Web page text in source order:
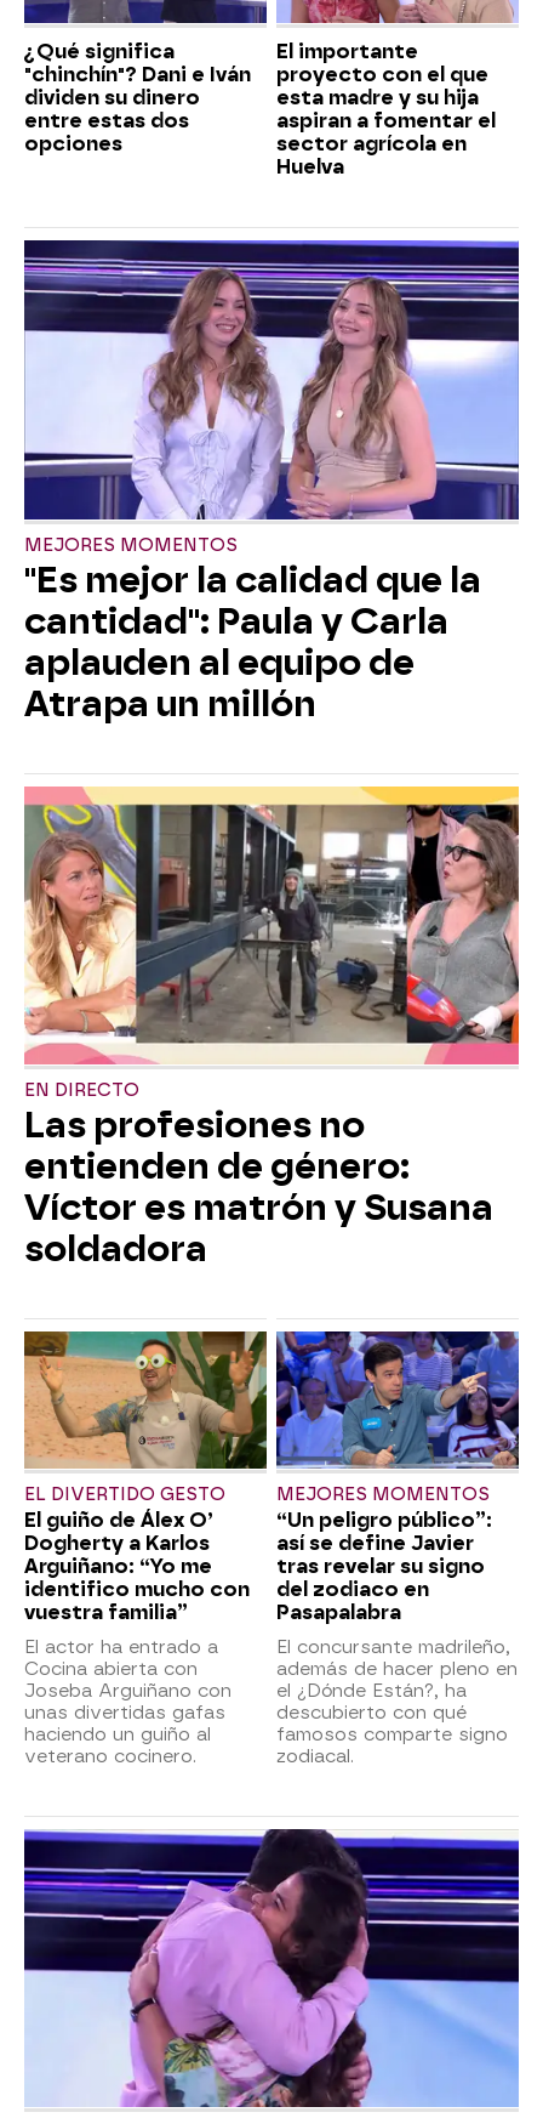
¿Qué significa
"chinchín"? Dani e Iván
dividen su dinero
entre estas dos
opciones
El importante
proyecto con el que
esta madre y su hija
aspiran a fomentar el
sector agrícola en
Huelva
MEJORES MOMENTOS
"Es mejor la calidad que la
cantidad": Paula y Carla
aplauden al equipo de
Atrapa un millón
EN DIRECTO
Las profesiones no
entienden de género:
Víctor es matrón y Susana
soldadora
EL DIVERTIDO GESTO
El guiño de Álex O’
Dogherty a Karlos
Arguiñano: “Yo me
identifico mucho con
vuestra familia”
El actor ha entrado a
Cocina abierta con
Joseba Arguiñano con
unas divertidas gafas
haciendo un guiño al
veterano cocinero.
MEJORES MOMENTOS
“Un peligro público”:
así se define Javier
tras revelar su signo
del zodiaco en
Pasapalabra
El concursante madrileño,
además de hacer pleno en
el ¿Dónde Están?, ha
descubierto con qué
famosos comparte signo
zodiacal.